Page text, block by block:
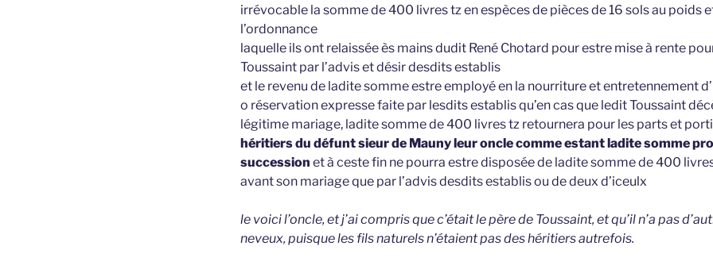
irrévocable la somme de 400 livres tz en espèces de pièces de 16 sols au poids
l’ordonnance
laquelle ils ont relaissée ès mains dudit René Chotard pour estre mise à rente
Toussaint par l’advis et désir desdits establis
et le revenu de ladite somme estre employé en la nourriture et entretennement
o réservation expresse faite par lesdits establis qu’en cas que ledit Toussaint
légitime mariage, ladite somme de 400 livres tz retournera pour les parts et
héritiers du défunt sieur de Mauny leur oncle comme estant ladite somme
succession et à ceste fin ne pourra estre disposée de ladite somme de 400
avant son mariage que par l’advis desdits establis ou de deux d’iceulx
le voici l’oncle, et j’ai compris que c’était le père de Toussaint, et qu’il n’a pas
neveux, puisque les fils naturels n’étaient pas des héritiers autrefois.